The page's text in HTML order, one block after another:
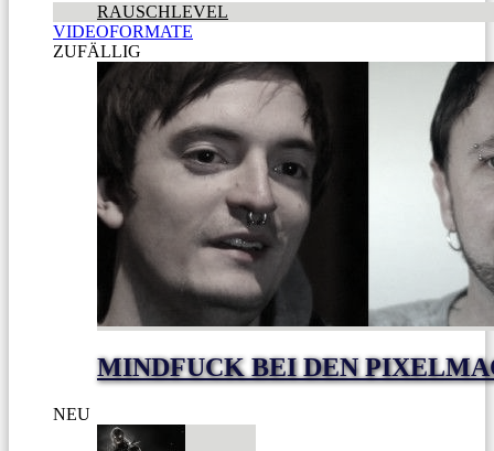
RAUSCHLEVEL
VIDEOFORMATE
ZUFÄLLIG
MINDFUCK BEI DEN
NEU